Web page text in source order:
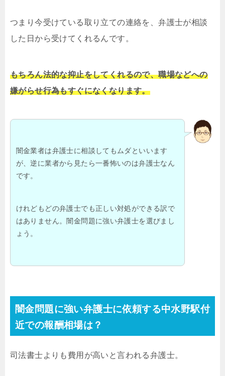
つまり今受けている取り立ての連絡を、弁護士が相談
した日から受けてくれるんです。
もちろん法的な抑止をしてくれるので、職場などへの
嫌がらせ行為もすぐになくなります。
闇金業者は弁護士に相談してもムダといいます
が、逆に業者から見たら一番怖いのは弁護士なん
です。
けれどもどの弁護士でも正しい対処ができる訳で
はありません。闇金問題に強い弁護士を選びまし
ょう。
闇金問題に強い弁護士に依頼する中水野駅付
近での報酬相場は？
司法書士よりも費用が高いと言われる弁護士。